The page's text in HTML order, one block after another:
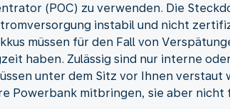
(POC) zu verwenden. Die
instabil und nicht
müssen für den Fall von
haben. Zulässig sind nur interne
unter dem Sitz vor Ihnen verstaut
Powerbank mitbringen, sie aber nicht